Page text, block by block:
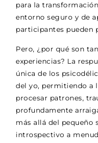
para la
entorno seguro y de
participantes pueden
Pero, ¿por qué son
experiencias? La
única de los
del yo, permitiendo a
procesar patrones,
profundamente
más allá del pequeño
introspectivo a